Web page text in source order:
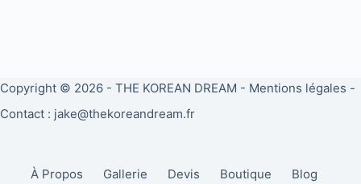
Copyright © 2026 - THE KOREAN DREAM - Mentions légales -
Contact : jake@thekoreandream.fr
À Propos Gallerie Devis Boutique Blog